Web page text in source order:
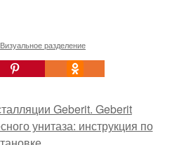
Визуальное разделение